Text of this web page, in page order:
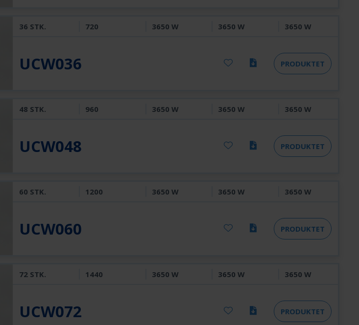
36 STK. 720 3650 W 3650 W 3650 W
UCW036 PRODUKTET
48 STK. 960 3650 W 3650 W 3650 W
UCW048 PRODUKTET
60 STK. 1200 3650 W 3650 W 3650 W
UCW060 PRODUKTET
72 STK. 1440 3650 W 3650 W 3650 W
UCW072 PRODUKTET